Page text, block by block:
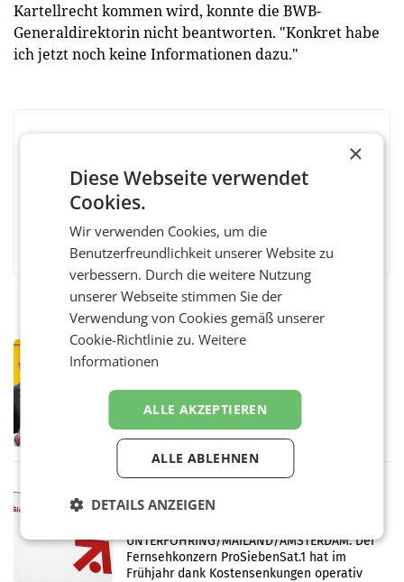
Kartellrecht kommen wird, konnte die BWB-
Generaldirektorin nicht beantworten. "Konkret habe
ich jetzt noch keine Informationen dazu."
FacebookTwitterMessengerWhatsAppLinkedInXING Teilen
PRIMENEWS
ersten Halbjahr trotz schwachem
Briefgeschäft
WIEN Die Österreichische Post AG hat im
ersten Halbjahr 2026 einen Konzernumsatz
von 1.544,0 Mio. EUR erwirtschaftet, was
einem Plus von 3,8 Prozent gegenüber dem
Vergleichszeitraum
ProSiebenSat.1 spart und macht
UNTERFÖHRING/MAILAND/AMSTERDAM. Der
Fernsehkonzern ProSiebenSat.1 hat im
Frühjahr dank Kostensenkungen operativ
×
Diese Webseite verwendet
Cookies.
Wir verwenden Cookies, um die
Benutzerfreundlichkeit unserer Website zu
verbessern. Durch die weitere Nutzung
unserer Webseite stimmen Sie der
Verwendung von Cookies gemäß unserer
Cookie-Richtlinie zu.Weitere
Informationen
ALLE AKZEPTIEREN
ALLE ABLEHNEN
DETAILS ANZEIGEN